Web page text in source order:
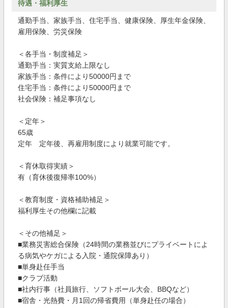
待遇・福利厚生
通勤手当、家族手当、住宅手当、健康保険、厚生年金保険、
雇用保険、労災保険
＜各手当・制度補足＞
通勤手当：実質支給上限なし
家族手当：条件により50000円まで
住宅手当：条件により50000円まで
社会保険：補足事項なし
＜定年＞
65歳
定年 定年後、再雇用制度により就業可能です。
＜育休取得実績＞
有（育休後復帰率100%）
＜教育制度・資格補助補足＞
福利厚生その他欄に記載
＜その他補足＞
■業務災害総合保険（24時間の業務並びにプライベートによ
る病気やケガによる入院・通院保障あり）
■単身赴任手当
■クラブ活動
■社内行事（社員旅行、ソフトボール大会、BBQなど）
■宿舎・光熱費・月1回の帰省費用（単身赴任の場合）